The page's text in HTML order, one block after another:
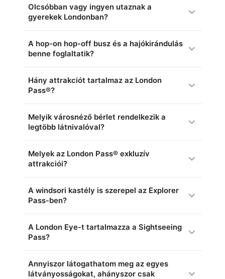
Olcsóbban vagy ingyen utaznak a
gyerekek Londonban?
A hop-on hop-off busz és a hajókirándulás
benne foglaltatik?
Hány attrakciót tartalmaz az London
Pass®?
Melyik városnéző bérlet rendelkezik a
legtöbb látnivalóval?
Melyek az London Pass® exkluzív
attrakciói?
A windsori kastély is szerepel az Explorer
Pass-ben?
A London Eye-t tartalmazza a Sightseeing
Pass?
Annyiszor látogathatom meg az egyes
látványosságokat, ahányszor csak